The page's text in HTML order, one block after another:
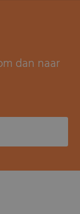
dan naar